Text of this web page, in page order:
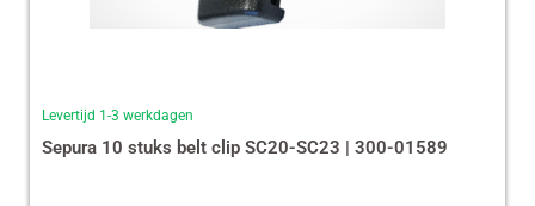
Levertijd 1-3 werkdagen
Sepura 10 stuks belt clip SC20-SC23 | 300-01589